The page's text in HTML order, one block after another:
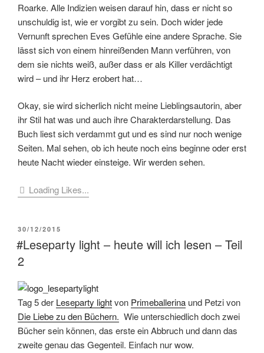
Roarke. Alle Indizien weisen darauf hin, dass er nicht so
unschuldig ist, wie er vorgibt zu sein. Doch wider jede
Vernunft sprechen Eves Gefühle eine andere Sprache. Sie
lässt sich von einem hinreißenden Mann verführen, von
dem sie nichts weiß, außer dass er als Killer verdächtigt
wird – und ihr Herz erobert hat…
Okay, sie wird sicherlich nicht meine Lieblingsautorin, aber
ihr Stil hat was und auch ihre Charakterdarstellung. Das
Buch liest sich verdammt gut und es sind nur noch wenige
Seiten. Mal sehen, ob ich heute noch eins beginne oder erst
heute Nacht wieder einsteige. Wir werden sehen.
Loading Likes...
VERÖFFENTLICHT
AM
30/12/2015
#Leseparty light – heute will ich lesen – Teil
2
Tag 5 der Leseparty lightvon Primeballerina und Petzi von
Die Liebe zu den Büchern. Wie unterschiedlich doch zwei
Bücher sein können, das erste ein Abbruch und dann das
zweite genau das Gegenteil. Einfach nur wow.